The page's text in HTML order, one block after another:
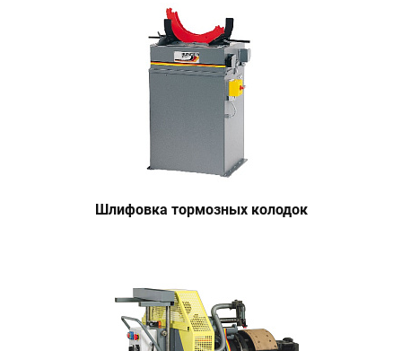
Шлифовка тормозных колодок